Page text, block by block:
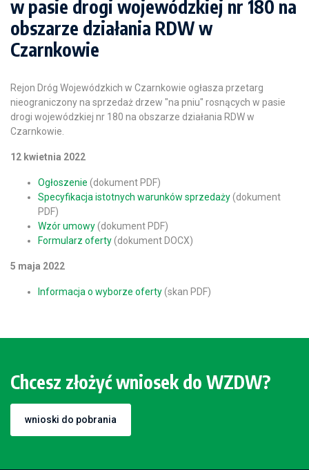
w pasie drogi wojewódzkiej nr 180 na
obszarze działania RDW w
Czarnkowie
Rejon Dróg Wojewódzkich w Czarnkowie ogłasza przetarg
nieograniczony na sprzedaż drzew "na pniu" rosnących w pasie
drogi wojewódzkiej nr 180 na obszarze działania RDW w
Czarnkowie.
12 kwietnia 2022
Ogłoszenie (dokument PDF)
Specyfikacja istotnych warunków sprzedaży(dokument
PDF)
Wzór umowy(dokument PDF)
Formularz oferty(dokument DOCX)
5 maja 2022
Informacja o wyborze oferty(skan PDF)
Chcesz złożyć wniosek do WZDW?
wnioski do pobrania